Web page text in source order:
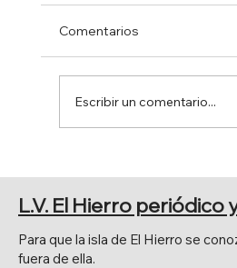
Parlamento de
Comentarios
Escribir un comentario...
Para que la isla de El Hierro se
fuera de ella.
L.V. El Hierro periódico